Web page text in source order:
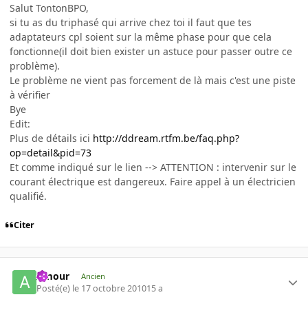
Salut TontonBPO,
si tu as du triphasé qui arrive chez toi il faut que tes
adaptateurs cpl soient sur la même phase pour que cela
fonctionne(il doit bien exister un astuce pour passer outre ce
problème).
Le problème ne vient pas forcement de là mais c'est une piste
à vérifier
Bye
Edit:
Plus de détails ici http://ddream.rtfm.be/faq.php?
op=detail&pid=73
Et comme indiqué sur le lien --> ATTENTION : intervenir sur le
courant électrique est dangereux. Faire appel à un électricien
qualifié.
Citer
Amour Ancien
Posté(e) le 17 octobre 201015 a